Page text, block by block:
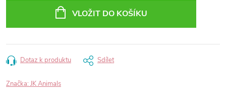
VLOŽIT DO KOŠÍKU
Dotaz k produktu Sdílet
Značka: JK Animals